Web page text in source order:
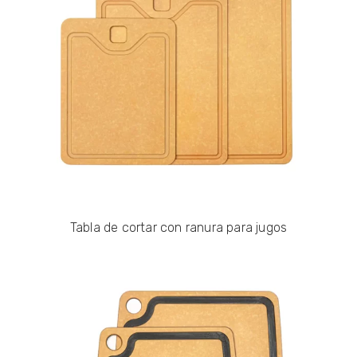
Tabla de cortar con ranura para jugos